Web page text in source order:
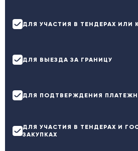
ДЛЯ УЧАСТИЯ В ТЕНДЕРАХ ИЛИ
ДЛЯ ВЫЕЗДА ЗА ГРАНИЦУ
ДЛЯ ПОДТВЕРЖДЕНИЯ
ДЛЯ УЧАСТИЯ В ТЕНДЕРАХ И
ЗАКУПКАХ